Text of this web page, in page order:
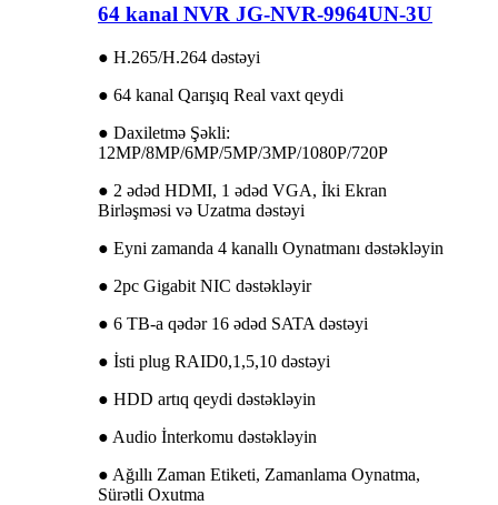
64 kanal NVR JG-NVR-9964UN-3U
● H.265/H.264 dəstəyi
● 64 kanal Qarışıq Real vaxt qeydi
● Daxiletmə Şəkli:
12MP/8MP/6MP/5MP/3MP/1080P/720P
● 2 ədəd HDMI, 1 ədəd VGA, İki Ekran
Birləşməsi və Uzatma dəstəyi
● Eyni zamanda 4 kanallı Oynatmanı dəstəkləyin
● 2pc Gigabit NIC dəstəkləyir
● 6 TB-a qədər 16 ədəd SATA dəstəyi
● İsti plug RAID0,1,5,10 dəstəyi
● HDD artıq qeydi dəstəkləyin
● Audio İnterkomu dəstəkləyin
● Ağıllı Zaman Etiketi, Zamanlama Oynatma,
Sürətli Oxutma